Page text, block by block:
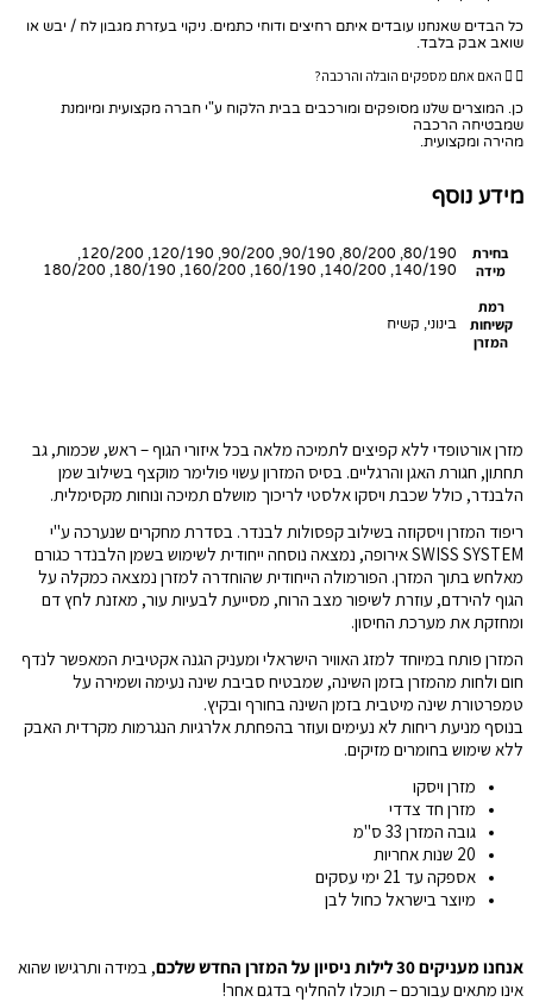
מזרן אורטופדי ללא קפיצים לתמיכה מלאה בכל איזורי הגוף – ראש, שכמות, גב
תחתון, חגורת האגן והרגליים. בסיס המזרון עשוי פולימר מוקצף בשילוב שמן
הלבנדר, כולל שכבת ויסקו אלסטי לריכוך מושלם תמיכה ונוחות מקסימלית.
ריפוד המזרן ויסקוזה בשילוב קפסולות לבנדר. בסדרת מחקרים שנערכה ע"י
SWISS SYSTEM אירופה, נמצאה נוסחה ייחודית לשימוש בשמן הלבנדר כגורם
מאלחש בתוך המזרן. הפורמולה הייחודית שהוחדרה למזרן נמצאה כמקלה על
הגוף להירדם, עוזרת לשיפור מצב הרוח, מסייעת לבעיות עור, מאזנת לחץ דם
ומחזקת את מערכת החיסון.
המזרן פותח במיוחד למזג האוויר הישראלי ומעניק הגנה אקטיבית המאפשר לנדף
חום ולחות מהמזרן בזמן השינה, שמבטיח סביבת שינה נעימה ושמירה על
טמפרטורת שינה מיטבית בזמן השינה בחורף ובקיץ.
בנוסף מניעת ריחות לא נעימים ועוזר בהפחתת אלרגיות הנגרמות מקרדית האבק
ללא שימוש בחומרים מזיקים.
מזרן ויסקו
מזרן חד צדדי
גובה המזרן 33 ס"מ
20 שנות אחריות
אספקה עד 21 ימי עסקים
מיוצר בישראל כחול לבן
אנחנו מעניקים 30 לילות ניסיון על המזרן החדש שלכם
, במידה ותרגישו שהוא
אינו מתאים עבורכם – תוכלו להחליף בדגם אחר!
מידע נוסף
בחירת
מידה
80/190, 80/200, 90/190, 90/200, 120/190, 120/200,
140/190, 140/200, 160/190, 160/200, 180/190, 180/200
רמת
קשיחות
המזרן
בינוני, קשיח
כל הבדים שאנחנו עובדים איתם רחיצים ודוחי כתמים. ניקוי בעזרת מגבון לח / יבש או
שואב אבק בלבד.
האם אתם מספקים הובלה והרכבה?
כן. המוצרים שלנו מסופקים ומורכבים בבית הלקוח ע"י חברה מקצועית ומיומנת
שמבטיחה הרכבה
מהירה ומקצועית.